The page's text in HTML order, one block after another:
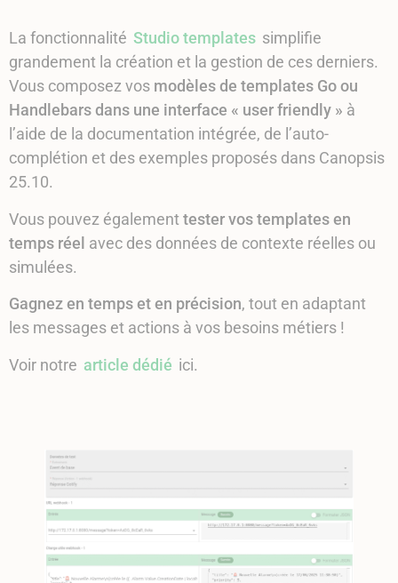
La fonctionnalité Studio templates simplifie
grandement la création et la gestion de ces derniers.
Vous composez vos modèles de templates Go ou
Handlebars dans une interface « user friendly » à
l’aide de la documentation intégrée, de l’auto-
complétion et des exemples proposés dans Canopsis
25.10.
Vous pouvez également tester vos templates en
temps réel avec des données de contexte réelles ou
simulées.
Gagnez en temps et en précision, tout en adaptant
les messages et actions à vos besoins métiers !
Voir notre article dédié ici.